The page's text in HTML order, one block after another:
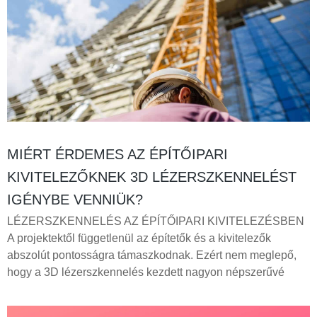
MIÉRT ÉRDEMES AZ ÉPÍTŐIPARI
KIVITELEZŐKNEK 3D LÉZERSZKENNELÉST
IGÉNYBE VENNIÜK?
LÉZERSZKENNELÉS AZ ÉPÍTŐIPARI KIVITELEZÉSBEN
A projektektől függetlenül az építetők és a kivitelezők
abszolút pontosságra támaszkodnak. Ezért nem meglepő,
hogy a 3D lézerszkennelés kezdett nagyon népszerűvé